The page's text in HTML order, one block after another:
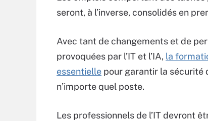
seront, à l’inverse, consolidés en
Avec tant de changements et de
provoquées par l’IT et l’IA, la
essentielle pour garantir la sécurité
n’importe quel poste.
Les professionnels de l’IT devront